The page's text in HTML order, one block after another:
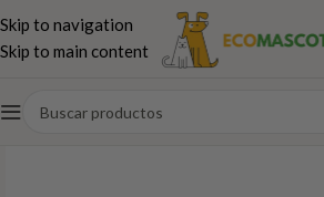
Skip to navigation
Skip to main content
Inicio Perros Snacks Naturales